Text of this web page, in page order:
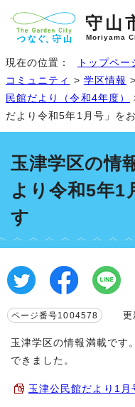
守山
Moriyama
現在の位置： トップペー
コミュニティ
> 学区情報 >
民館だより（令和4年度）
だより令和5年1月号」を
玉津学区の情
より令和5年1
す
ページ番号1004578 更
玉津学区の情報満載です
できました。
玉津公民館だより1